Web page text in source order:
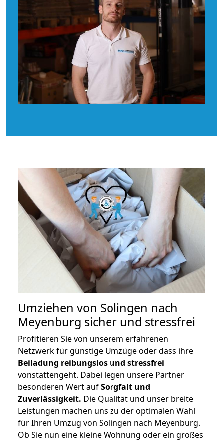
Umziehen von Solingen nach
Meyenburg sicher und stressfrei
Profitieren Sie von unserem erfahrenen
Netzwerk für günstige Umzüge oder dass ihre
Beiladung reibungslos und stressfrei
vonstattengeht. Dabei legen unsere Partner
besonderen Wert aufSorgfalt und
Zuverlässigkeit. Die Qualität und unser breite
Leistungen machen uns zu der optimalen Wahl
für Ihren Umzug von Solingen nach Meyenburg.
Ob Sie nun eine kleine Wohnung oder ein großes